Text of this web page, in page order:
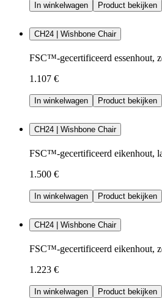
In winkelwagen Product bekijken
CH24 | Wishbone Chair
FSC™-gecertificeerd essenhout,
1.107 €
In winkelwagen Product bekijken
CH24 | Wishbone Chair
FSC™-gecertificeerd eikenhout,
1.500 €
In winkelwagen Product bekijken
CH24 | Wishbone Chair
FSC™-gecertificeerd eikenhout,
1.223 €
In winkelwagen Product bekijken